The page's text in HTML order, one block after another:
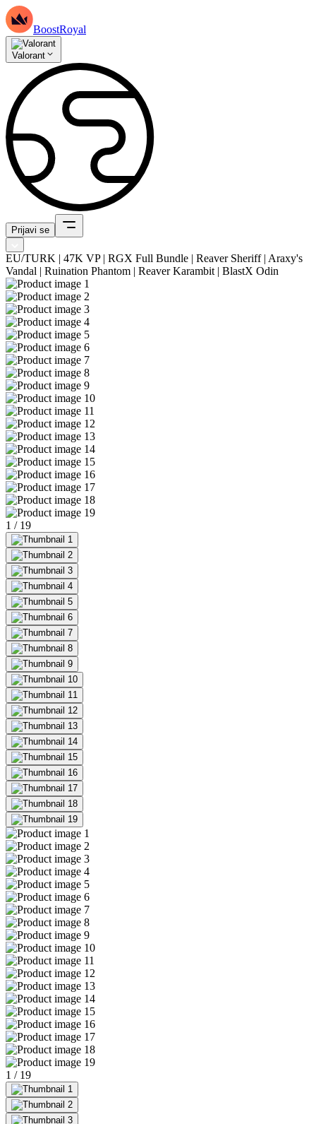
BoostRoyal
Valorant
Prijavi se
EU/TURK | 47K VP | RGX Full Bundle | Reaver Sheriff | Araxy's
Vandal | Ruination Phantom | Reaver Karambit | BlastX Odin
1 / 19
1 / 19